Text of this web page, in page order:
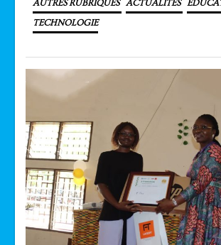
AUTRES RUBRIQUES ACTUALITÉS
TECHNOLOGIE